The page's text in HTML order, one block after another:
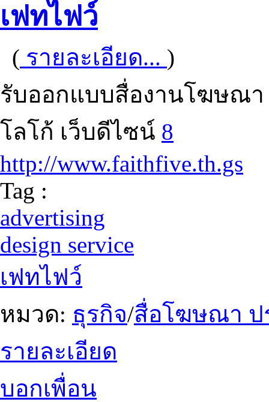
เฟทไฟว์
( รายละเอียด... )
รับออกแบบสื่องานโฆษณ
โลโก้ เว็บดีไซน์ 8
http://www.faithfive.th.gs
Tag :
advertising
design service
เฟทไฟว์
หมวด: ธุรกิจ/สื่อโฆษณา ป
รายละเอียด
บอกเพื่อน